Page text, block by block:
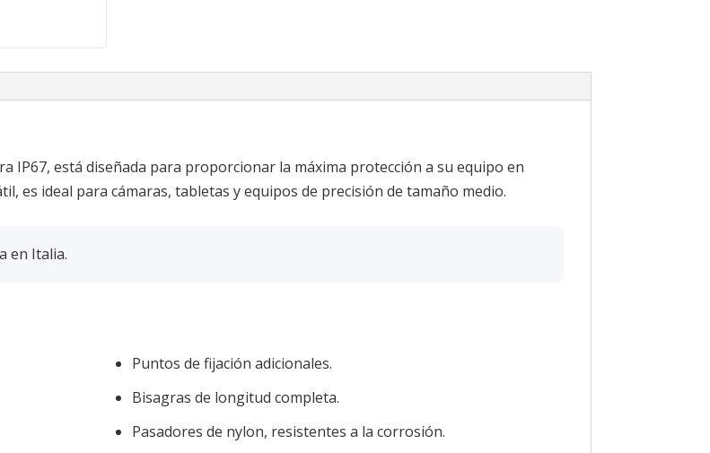
IP67, está diseñada para proporcionar la máxima protección a su equipo en
es ideal para cámaras, tabletas y equipos de precisión de tamaño medio.
en Italia.
Puntos de fijación adicionales.
Bisagras de longitud completa.
Pasadores de nylon, resistentes a la corrosión.